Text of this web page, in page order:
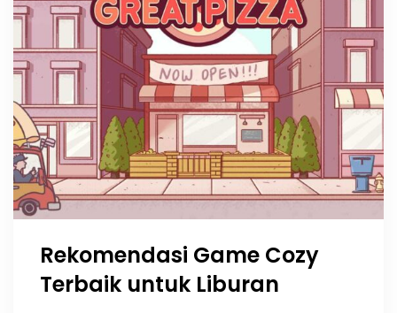
Rekomendasi Game Cozy
Terbaik untuk Liburan